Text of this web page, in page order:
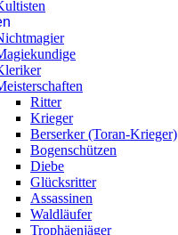
Ritter
Krieger
Berserker (Toran-Krieger)
Bogenschützen
Diebe
Glücksritter
Assassinen
Waldläufer
Trophäenjäger